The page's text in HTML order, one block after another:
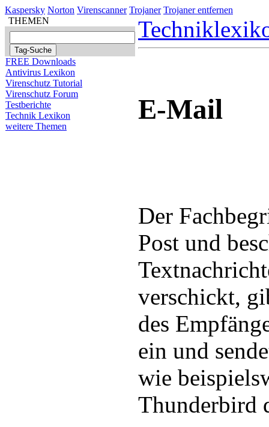
Kaspersky Norton Virenscanner Trojaner Trojaner entfernen
THEMEN
FREE Downloads
Antivirus Lexikon
Virenschutz Tutorial
Virenschutz Forum
Testberichte
Technik Lexikon
weitere Themen
E-Mail
Der
Post und
verschickt,
des
ein und
wie
Thunderbird